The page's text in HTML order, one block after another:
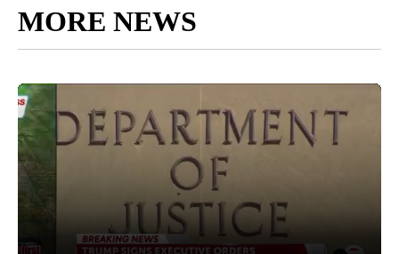
MORE NEWS